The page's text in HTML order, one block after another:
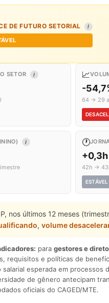
DE FUTURO SETORIAL I
SETOR I 📈
-
64 → 29
I 🕐
+0,3h
42h →
ESTÁVEL
nos últimos 12 meses
, volume
para gestores e
requisitos e políticas de
salarial esperada em processos
de gênero antecipam
oficiais do CAGED/MTE.